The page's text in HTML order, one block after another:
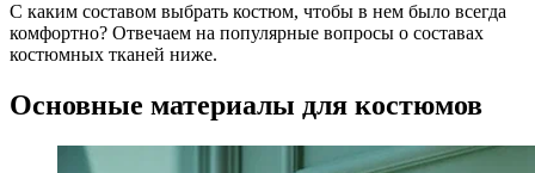
С каким составом выбрать костюм, чтобы в нем было всегда
комфортно? Отвечаем на популярные вопросы о составах
костюмных тканей ниже.
Основные материалы для костюмов